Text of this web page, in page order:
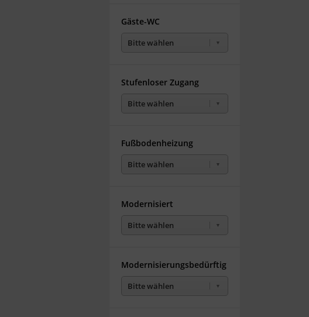
Gäste-WC
Bitte wählen
Stufenloser Zugang
Bitte wählen
Fußbodenheizung
Bitte wählen
Modernisiert
Bitte wählen
Modernisierungsbedürftig
Bitte wählen